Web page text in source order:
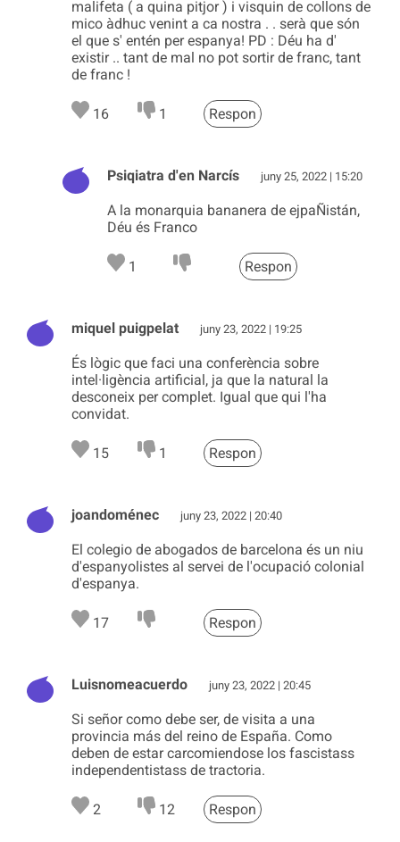
malifeta ( a quina pitjor ) i visquin de collons de
mico àdhuc venint a ca nostra . . serà que són
el que s' entén per espanya! PD : Déu ha d'
existir .. tant de mal no pot sortir de franc, tant
de franc !
16 1 Respon
Psiqiatra d'en Narcís juny 25, 2022 | 15:20
A la monarquia bananera de ejpaÑistán,
Déu és Franco
1 Respon
miquel puigpelat juny 23, 2022 | 19:25
És lògic que faci una conferència sobre
intel·ligència artificial, ja que la natural la
desconeix per complet. Igual que qui l'ha
convidat.
15 1 Respon
joandoménec juny 23, 2022 | 20:40
El colegio de abogados de barcelona és un niu
d'espanyolistes al servei de l'ocupació colonial
d'espanya.
17 Respon
Luisnomeacuerdo juny 23, 2022 | 20:45
Si señor como debe ser, de visita a una
provincia más del reino de España. Como
deben de estar carcomiendose los fascistass
independentistass de tractoria.
2 12 Respon